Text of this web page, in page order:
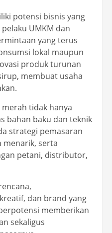
potensi bisnis yang
UMKM dan
yang terus
lokal maupun
produk turunan
membuat usaha
tidak hanya
bahan baku dan teknik
strategi pemasaran
menarik, serta
petani, distributor,
dan brand yang
memberikan
sekaligus